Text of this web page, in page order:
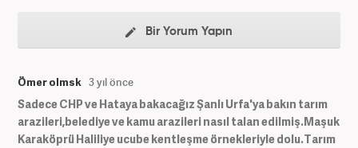
Bir Yorum Yapın
Ömer olmsk 3 yıl önce
Sadece CHP ve Hataya bakacağız Şanlı Urfa'ya bakın tarım
arazileri,belediye ve kamu arazileri nasıl talan edilmiş.Maşuk
Karaköprü Haliliye ucube kentleşme örnekleriyle dolu.Tarım